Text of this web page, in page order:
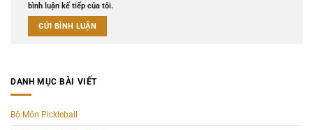
bình luận kế tiếp của tôi.
DANH MỤC BÀI VIẾT
Bộ Môn Pickleball